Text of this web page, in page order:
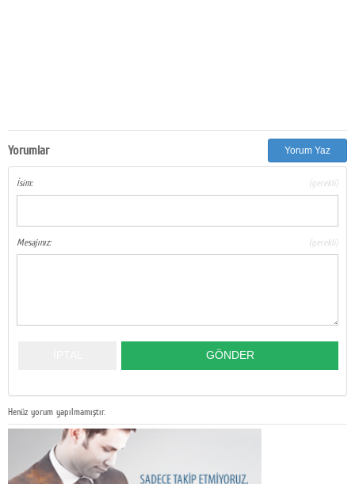
Yorumlar Yorum Yaz
İsim: (gerekli)
Mesajınız: (gerekli)
Henüz yorum yapılmamıştır.